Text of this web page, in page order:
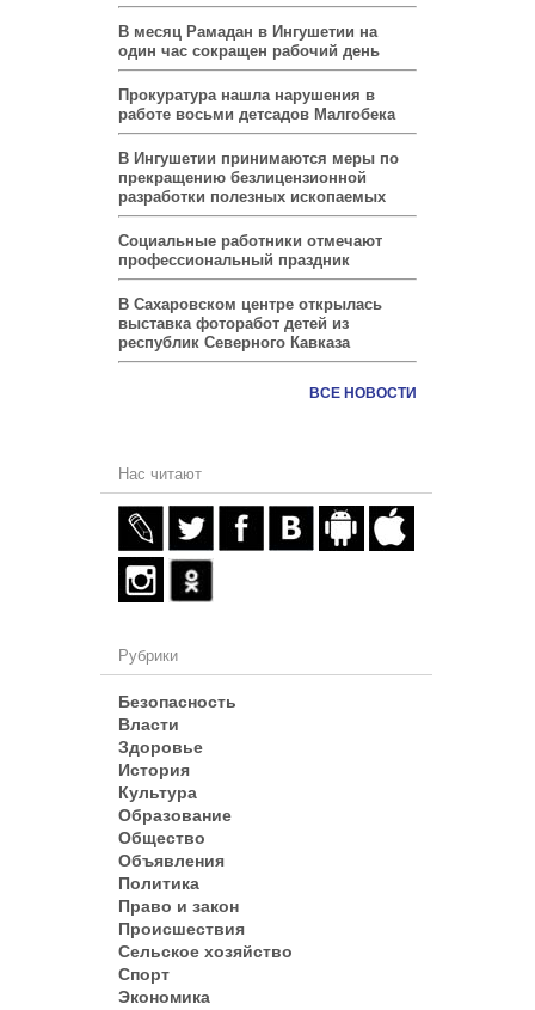
В месяц Рамадан в Ингушетии на
один час сокращен рабочий день
Прокуратура нашла нарушения в
работе восьми детсадов Малгобека
В Ингушетии принимаются меры по
прекращению безлицензионной
разработки полезных ископаемых
Социальные работники отмечают
профессиональный праздник
В Сахаровском центре открылась
выставка фоторабот детей из
республик Северного Кавказа
ВСЕ НОВОСТИ
Нас читают
Рубрики
Безопасность
Власти
Здоровье
История
Культура
Образование
Общество
Объявления
Политика
Право и закон
Происшествия
Сельское хозяйство
Спорт
Экономика